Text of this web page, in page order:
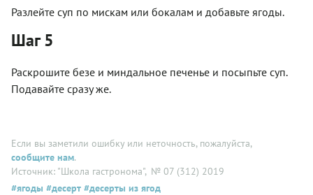
Разлейте суп по мискам или бокалам и добавьте ягоды.
Шаг 5
Раскрошите безе и миндальное печенье и посыпьте суп.
Подавайте сразу же.
Если вы заметили ошибку или неточность, пожалуйста,
сообщите нам.
Источник: "Школа гастронома", № 07 (312) 2019
#ягоды #десерт #десерты из ягод